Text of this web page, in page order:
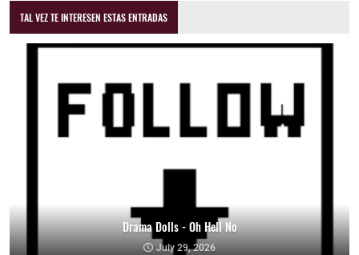
TAL VEZ TE INTERESEN ESTAS ENTRADAS
Drama Dolls - Oh Hell No
July 29, 2026